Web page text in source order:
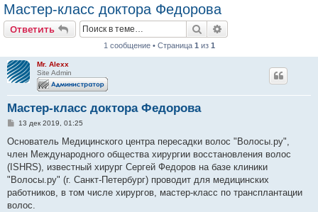
Мастер-класс доктора Федорова
Ответить Поиск
1 сообщение • Страница 1 из 1
Mr. Alexx
Site Admin
Мастер-класс доктора Федорова
С
о
щ
е
и
е
13 дек 2019, 01:25
Основатель Медицинского центра пересадки волос "Волосы.ру",
член Международного общества хирургии восстановления волос
(ISHRS), известный хирург Сергей Федоров на базе клиники
"Волосы.ру" (г. Санкт-Петербург) проводит для медицинских
работников, в том числе хирургов, мастер-класс по трансплантации
волос.